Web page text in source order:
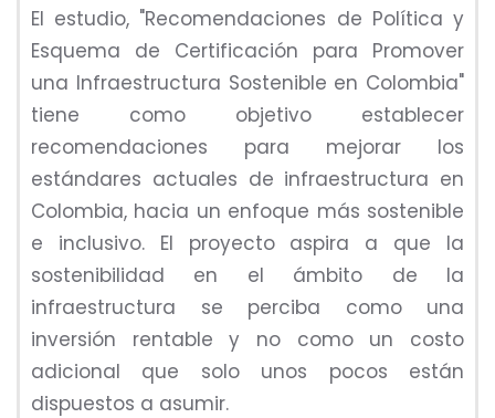
El estudio, "Recomendaciones de Política y
Esquema de Certificación para Promover
una Infraestructura Sostenible en Colombia"
tiene como objetivo establecer
recomendaciones para mejorar los
estándares actuales de infraestructura en
Colombia, hacia un enfoque más sostenible
e inclusivo. El proyecto aspira a que la
sostenibilidad en el ámbito de la
infraestructura se perciba como una
inversión rentable y no como un costo
adicional que solo unos pocos están
dispuestos a asumir.